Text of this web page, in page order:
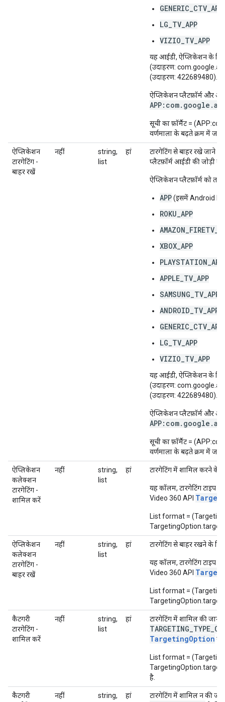
GENERIC_CTV_APP
LG_TV_APP
VIZIO_TV_APP
यह आईडी, ऐप्लिकेशन के
(उदाहरण:
(उदाहरण: 422689480).
ऐप्लिकेशन प्लैटफ़ॉर्म और
सूची का फ़ॉर्मैट =
वर्णमाला के बढ़ते क्रम में
ऐप्लिकेशन
टारगेटिंग -
बाहर रखें
नहीं
string,
list
हां
टारगेटिंग से बाहर रखे जाने
प्लैटफ़ॉर्म आईडी की जोड़ी
ऐप्लिकेशन प्लैटफ़ॉर्म को तय
APP(इसमें Android
ROKU_APP
XBOX_APP
PLAYSTATION_APP
APPLE_TV_APP
SAMSUNG_TV_APP
ANDROID_TV_APP
GENERIC_CTV_APP
LG_TV_APP
VIZIO_TV_APP
यह आईडी, ऐप्लिकेशन के
(उदाहरण:
(उदाहरण: 422689480).
ऐप्लिकेशन प्लैटफ़ॉर्म और
सूची का फ़ॉर्मैट =
वर्णमाला के बढ़ते क्रम में
ऐप्लिकेशन
कलेक्शन
टारगेटिंग -
शामिल करें
नहीं
string,
list
हां टारगेटिंग में शामिल करने के
यह कॉलम, टारगेटिंग टाइप
Video 360 API
List format =
ऐप्लिकेशन
कलेक्शन
टारगेटिंग -
बाहर रखें
नहीं
string,
list
हां टारगेटिंग से बाहर रखने के
यह कॉलम, टारगेटिंग टाइप
Video 360 API
List format =
कैटगरी
टारगेटिंग -
शामिल करें
नहीं
string,
list
हां टारगेटिंग में शामिल की जाने
TargetingOption
List format =
है.
कैटगरी
नहीं
string,
हां टारगेटिंग में शामिल न की